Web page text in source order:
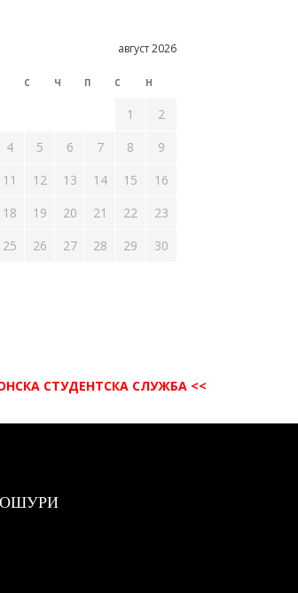
август 2026
С Ч П С Н
1
2
4 5 6 7 8
9
11 12 13 14 15
16
18 19 20 21 22
23
25 26 27 28 29
30
СТУДЕНТСКА СЛУЖБА <<